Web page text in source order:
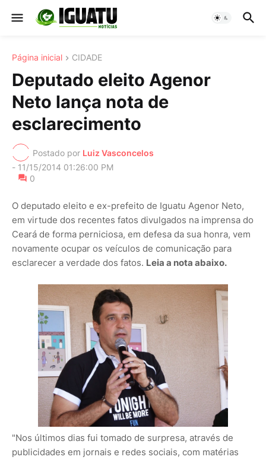
Página inicial CIDADE
Deputado eleito Agenor
Neto lança nota de
esclarecimento
Postado por Luiz Vasconcelos
- 11/15/2014 01:26:00 PM
0
O deputado eleito e ex-prefeito de Iguatu Agenor Neto,
em virtude dos recentes fatos divulgados na imprensa do
Ceará de forma perniciosa, em defesa da sua honra, vem
novamente ocupar os veículos de comunicação para
esclarecer a verdade dos fatos. Leia a nota abaixo.
"Nos últimos dias fui tomado de surpresa, através de
publicidades em jornais e redes sociais, com matérias